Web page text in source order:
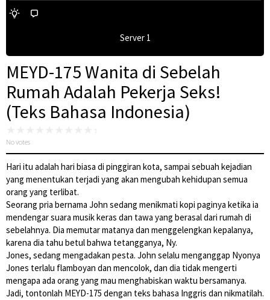
Server 1
MEYD-175 Wanita di Sebelah
Rumah Adalah Pekerja Seks!
(Teks Bahasa Indonesia)
No votes
Hari itu adalah hari biasa di pinggiran kota, sampai sebuah kejadian
yang menentukan terjadi yang akan mengubah kehidupan semua
orang yang terlibat.
Seorang pria bernama John sedang menikmati kopi paginya ketika ia
mendengar suara musik keras dan tawa yang berasal dari rumah di
sebelahnya. Dia memutar matanya dan menggelengkan kepalanya,
karena dia tahu betul bahwa tetangganya, Ny.
Jones, sedang mengadakan pesta. John selalu menganggap Nyonya
Jones terlalu flamboyan dan mencolok, dan dia tidak mengerti
mengapa ada orang yang mau menghabiskan waktu bersamanya.
Jadi, tontonlah MEYD-175 dengan teks bahasa Inggris dan nikmatilah.